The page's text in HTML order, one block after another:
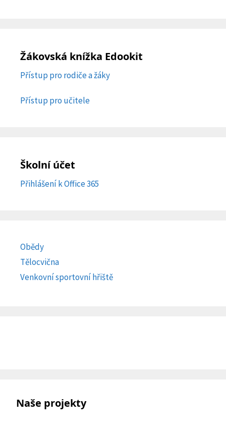
Žákovská knížka Edookit
Přístup pro rodiče a žáky
Přístup pro učitele
Školní účet
Přihlášení k Office 365
Obědy
Tělocvična
Venkovní sportovní hřiště
Naše projekty